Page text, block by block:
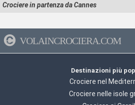
Crociere in partenza da Cannes
VOLAINCROCIERA.COM
Destinazioni più
Crociere nel
Crociere nelle isole